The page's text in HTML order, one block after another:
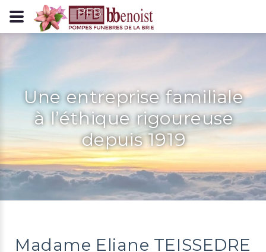
Panneau de gestion des cookies
Une entreprise familiale
à l’éthique rigoureuse
depuis 1919
Madame Eliane TEISSEDRE